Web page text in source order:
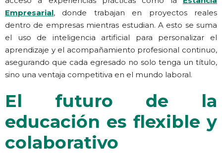
Empresarial, donde trabajan en proyectos reales
dentro de empresas mientras estudian. A esto se suma
el uso de inteligencia artificial para personalizar el
aprendizaje y el acompañamiento profesional continuo,
asegurando que cada egresado no solo tenga un título,
sino una ventaja competitiva en el mundo laboral.
El futuro de la
educación es flexible y
colaborativo